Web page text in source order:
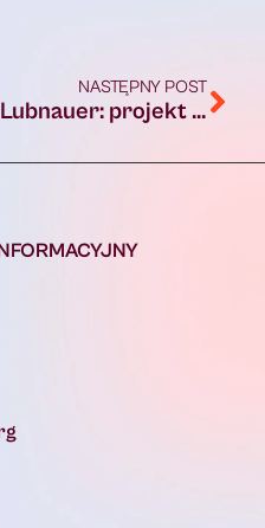
NASTĘPNY POST
Lubnauer: projekt dot. 1 godziny religii tygodniowo po niedzieli trafi do konsultacji